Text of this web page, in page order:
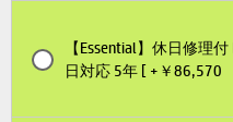
【Essential】休日修理
日対応 5年 [ +￥86,570